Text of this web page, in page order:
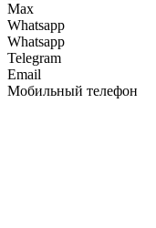
Max
Whatsapp
Whatsapp
Telegram
Email
Мобильный телефон